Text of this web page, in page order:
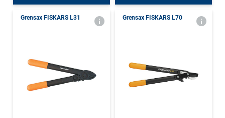
Grensax FISKARS L31 Grensax FISKARS L70